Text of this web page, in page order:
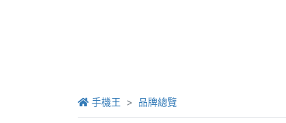
手機王 品牌總覽